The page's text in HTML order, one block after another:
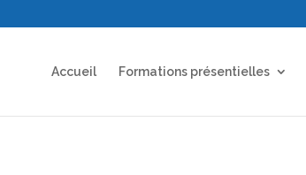
Accueil Formations présentielles